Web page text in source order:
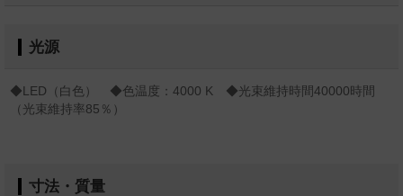
光源
◆LED（白色） ◆色温度：4000 K ◆光束維持時間40000時間
（光束維持率85％）
寸法・質量